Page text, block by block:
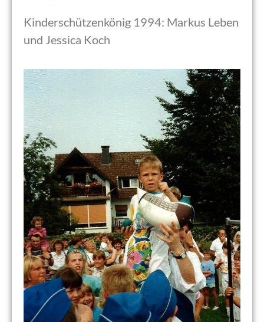
Kinderschützenkönig 1994: Markus Leben
und Jessica Koch